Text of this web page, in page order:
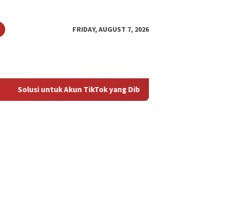
FRIDAY, AUGUST 7, 2026
Solusi untuk Akun TikTok yang Diblokir